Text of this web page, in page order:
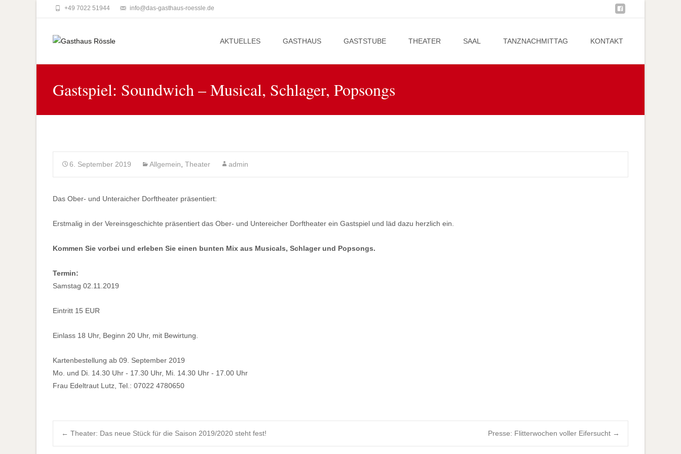
+49 7022 51944 info@das-gasthaus-roessle.de
AKTUELLES GASTHAUS GASTSTUBE THEATER SAAL TANZNACHMITTAG KONTAKT
Gastspiel: Soundwich – Musical, Schlager, Popsongs
6. September 2019 Allgemein Theater admin
Das Ober- und Unteraicher Dorftheater präsentiert:
Erstmalig in der Vereinsgeschichte präsentiert das Ober- und Untereicher Dorftheater ein Gastspiel und läd dazu herzlich ein.
Kommen Sie vorbei und erleben Sie einen bunten Mix aus Musicals, Schlager und Popsongs.
Termin:
Samstag 02.11.2019
Eintritt 15 EUR
Einlass 18 Uhr, Beginn 20 Uhr, mit Bewirtung.
Kartenbestellung ab 09. September 2019
Mo. und Di. 14.30 Uhr - 17.30 Uhr, Mi. 14.30 Uhr - 17.00 Uhr
Frau Edeltraut Lutz, Tel.: 07022 4780650
Post
← Theater: Das neue Stück für die Saison 2019/2020 steht fest! Presse: Flitterwochen voller Eifersucht →